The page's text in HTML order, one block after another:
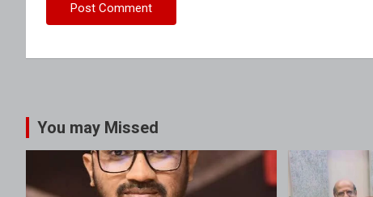
You may Missed